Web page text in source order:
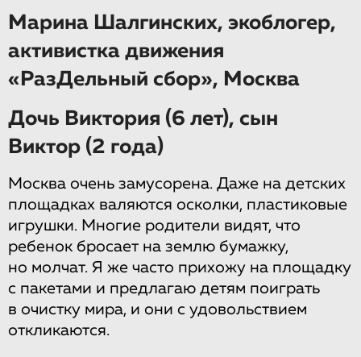
Марина Шалгинских, экоблогер,
активистка движения
«РазДельный сбор», Москва
Дочь Виктория (6 лет), сын
Виктор (2 года)
Москва очень замусорена. Даже на детских
площадках валяются осколки, пластиковые
игрушки. Многие родители видят, что
ребенок бросает на землю бумажку,
но молчат. Я же часто прихожу на площадку
с пакетами и предлагаю детям поиграть
в очистку мира, и они с удовольствием
откликаются.